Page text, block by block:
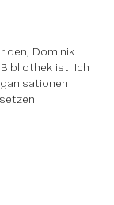
Dominik
ist. Ich